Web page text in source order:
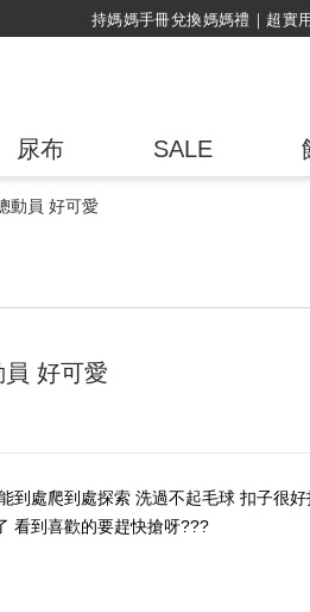
綁定LINE好友，500購
尿布 SALE
動員 好可愛
好可愛
到處爬到處探索 洗過不起毛球 扣子很
看到喜歡的要趕快搶呀???